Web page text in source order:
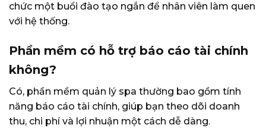
chức một buổi đào tạo ngắn để nhân viên làm quen
với hệ thống.
Phần mềm có hỗ trợ báo cáo tài chính
không?
Có, phần mềm quản lý spa thường bao gồm tính
năng báo cáo tài chính, giúp bạn theo dõi doanh
thu, chi phí và lợi nhuận một cách dễ dàng.